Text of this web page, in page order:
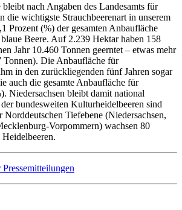
nach Angaben des Landesamts für
die wichtigste Strauchbeerenart in unserem
Prozent (%) der gesamten Anbaufläche
Beere. Auf 2.239 Hektar haben 158
Jahr 10.460 Tonnen geerntet – etwas mehr
Tonnen). Die Anbaufläche für
in den zurückliegenden fünf Jahren sogar
auch die gesamte Anbaufläche für
Niedersachsen bleibt damit national
bundesweiten Kulturheidelbeeren sind
Norddeutschen Tiefebene (Niedersachsen,
Vorpommern) wachsen 80
Heidelbeeren.